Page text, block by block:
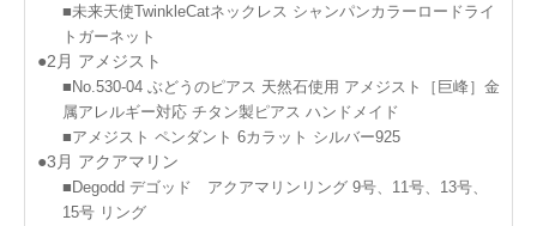
■未来天使TwinkleCatネックレス シャンパンカラーロードライ
トガーネット
●2月 アメジスト
■No.530-04 ぶどうのピアス 天然石使用 アメジスト［巨峰］金
属アレルギー対応 チタン製ピアス ハンドメイド
■アメジスト ペンダント 6カラット シルバー925
●3月 アクアマリン
■Degodd デゴッド アクアマリンリング 9号、11号、13号、
15号 リング